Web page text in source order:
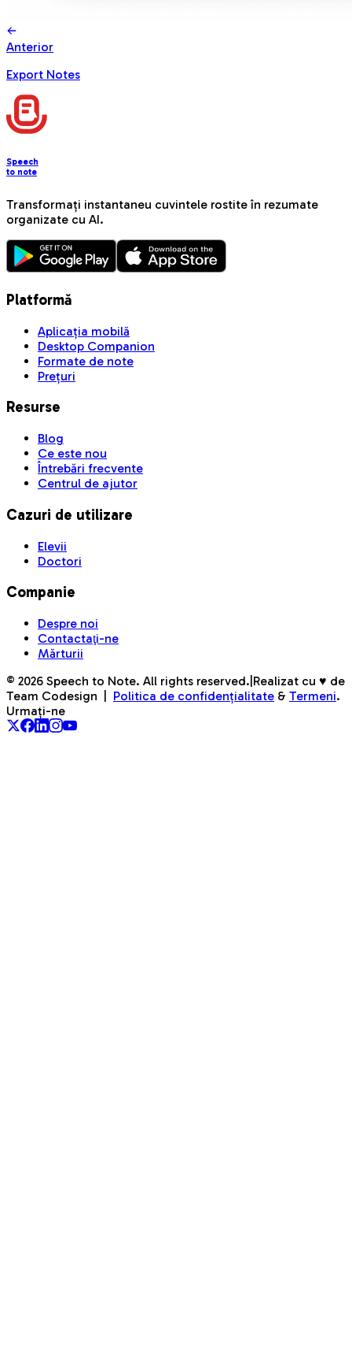
Anterior
Export Notes
Speech
to note
Transformați instantaneu cuvintele rostite în rezumate
organizate cu AI.
Platformă
Aplicația mobilă
Desktop Companion
Formate de note
Prețuri
Resurse
Blog
Ce este nou
Întrebări frecvente
Centrul de ajutor
Cazuri de utilizare
Elevii
Doctori
Companie
Despre noi
Contactaţi-ne
Mărturii
© 2026 Speech to Note. All rights reserved. Realizat cu ♥ de
Team Codesign
Politica de confidențialitate & Termeni.
Urmați-ne